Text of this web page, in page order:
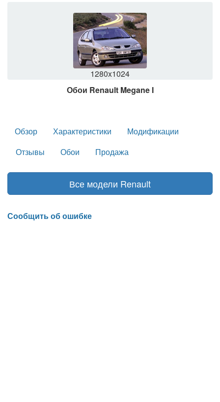
1280x1024
Обои Renault Megane I
Обзор Характеристики
Модификации
Отзывы
Обои Продажа
Все модели Renault
Сообщить об ошибке